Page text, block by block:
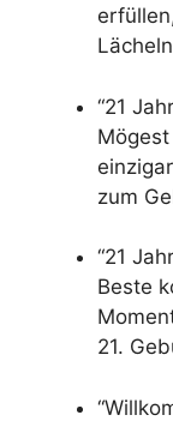
“21
zum
“21
Beste
21.